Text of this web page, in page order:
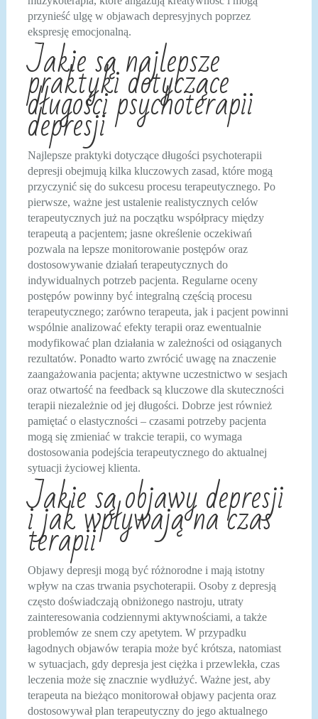
przynieść ulgę w objawach depresyjnych poprzez
ekspresję emocjonalną.
Jakie są najlepsze
praktyki dotyczące
długości psychoterapii
depresji
Najlepsze praktyki dotyczące długości psychoterapii
depresji obejmują kilka kluczowych zasad, które mogą
przyczynić się do sukcesu procesu terapeutycznego. Po
pierwsze, ważne jest ustalenie realistycznych celów
terapeutycznych już na początku współpracy między
terapeutą a pacjentem; jasne określenie oczekiwań
pozwala na lepsze monitorowanie postępów oraz
dostosowywanie działań terapeutycznych do
indywidualnych potrzeb pacjenta. Regularne oceny
postępów powinny być integralną częścią procesu
terapeutycznego; zarówno terapeuta, jak i pacjent powinni
wspólnie analizować efekty terapii oraz ewentualnie
modyfikować plan działania w zależności od osiąganych
rezultatów. Ponadto warto zwrócić uwagę na znaczenie
zaangażowania pacjenta; aktywne uczestnictwo w sesjach
oraz otwartość na feedback są kluczowe dla skuteczności
terapii niezależnie od jej długości. Dobrze jest również
pamiętać o elastyczności – czasami potrzeby pacjenta
mogą się zmieniać w trakcie terapii, co wymaga
dostosowania podejścia terapeutycznego do aktualnej
sytuacji życiowej klienta.
Jakie są objawy depresji
i jak wpływają na czas
terapii
Objawy depresji mogą być różnorodne i mają istotny
wpływ na czas trwania psychoterapii. Osoby z depresją
często doświadczają obniżonego nastroju, utraty
zainteresowania codziennymi aktywnościami, a także
problemów ze snem czy apetytem. W przypadku
łagodnych objawów terapia może być krótsza, natomiast
w sytuacjach, gdy depresja jest ciężka i przewlekła, czas
leczenia może się znacznie wydłużyć. Ważne jest, aby
terapeuta na bieżąco monitorował objawy pacjenta oraz
dostosowywał plan terapeutyczny do jego aktualnego